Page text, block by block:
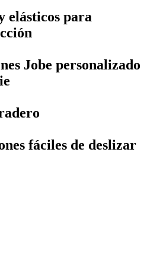
elásticos para
Jobe personalizado
fáciles de deslizar